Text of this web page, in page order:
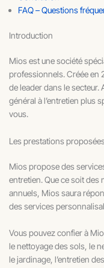
FAQ – Questions
Introduction
Mios est une société
professionnels. Créée en
de leader dans le
général à l’entretien plus
vous.
Les prestations
Mios propose des
entretien. Que ce soit
annuels, Mios saura
des services
Vous pouvez confier à
le nettoyage des sols, le
le jardinage, l’entretien